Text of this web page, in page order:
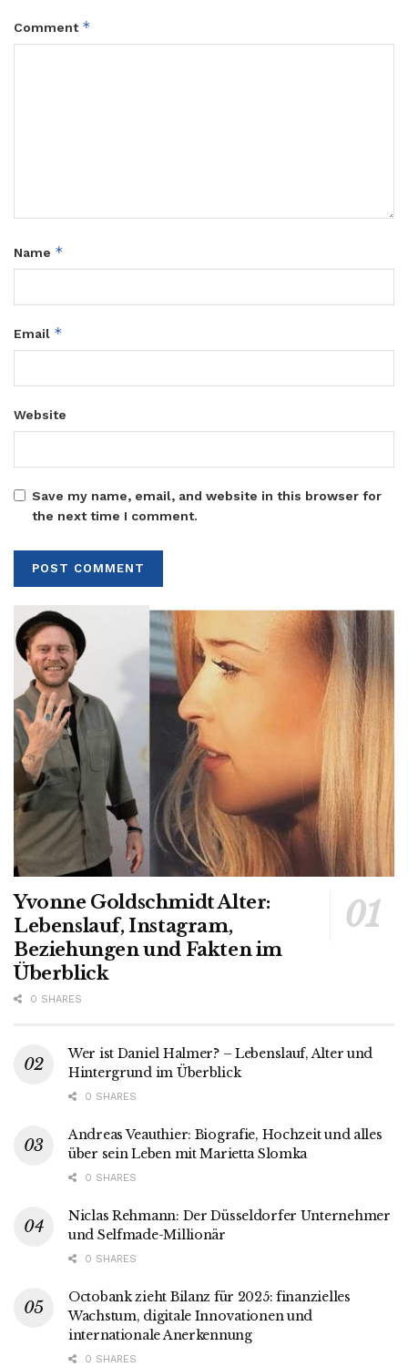
Comment *
Name *
Email *
Website
Save my name, email, and website in this browser for
the next time I comment.
Yvonne Goldschmidt Alter:
Lebenslauf, Instagram,
Beziehungen und Fakten im
Überblick
0 SHARES
Wer ist Daniel Halmer? – Lebenslauf, Alter und
Hintergrund im Überblick
0 SHARES
Andreas Veauthier: Biografie, Hochzeit und alles
über sein Leben mit Marietta Slomka
0 SHARES
Niclas Rehmann: Der Düsseldorfer Unternehmer
und Selfmade-Millionär
0 SHARES
Octobank zieht Bilanz für 2025: finanzielles
Wachstum, digitale Innovationen und
internationale Anerkennung
0 SHARES